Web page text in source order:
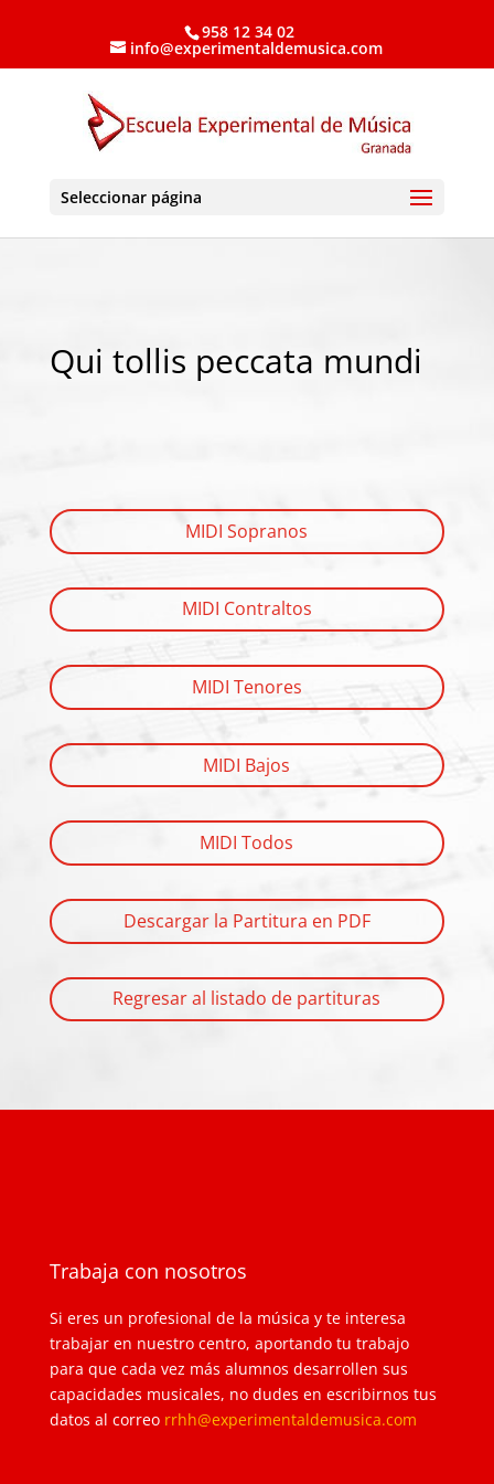
958 12 34 02
info@experimentaldemusica.com
Seleccionar página
Qui tollis peccata mundi
MIDI Sopranos
MIDI Contraltos
MIDI Tenores
MIDI Bajos
MIDI Todos
Descargar la Partitura en PDF
Regresar al listado de partituras
Trabaja con nosotros
Si eres un profesional de la música y te interesa
trabajar en nuestro centro, aportando tu trabajo
para que cada vez más alumnos desarrollen sus
capacidades musicales, no dudes en escribirnos tus
datos al correo rrhh@experimentaldemusica.com